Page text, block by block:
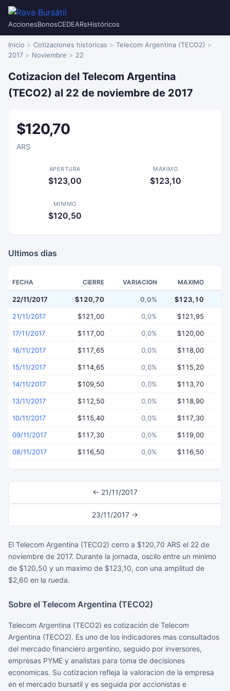
AccionesBonosCEDEARsHistóricos
Inicio Cotizaciones historicas
Telecom Argentina (TECO2)
2017
Noviembre 22
Cotizacion del Telecom Argentina
(TECO2) al 22 de noviembre de 2017
$120,70
ARS
APERTURA
$123,00
MAXIMO
$123,10
MINIMO
$120,50
Ultimos dias
FECHA CIERRE VARIACION MAXIMO
22/11/2017 $120,70 0,0% $123,10
21/11/2017 $121,00 0,0% $121,95
17/11/2017 $117,00 0,0% $120,00
16/11/2017 $117,65 0,0% $118,00
15/11/2017 $114,65 0,0% $115,20
14/11/2017 $109,50 0,0% $113,70
13/11/2017 $112,50 0,0% $118,90
10/11/2017 $115,40 0,0% $117,30
09/11/2017 $117,30 0,0% $119,00
08/11/2017 $116,50 0,0% $116,50
← 21/11/2017
23/11/2017 →
El Telecom Argentina (TECO2) cerro a $120,70 ARS el 22 de
noviembre de 2017. Durante la jornada, oscilo entre un minimo
de $120,50 y un maximo de $123,10, con una amplitud de
$2,60 en la rueda.
Sobre el Telecom Argentina (TECO2)
Telecom Argentina (TECO2) es cotización de Telecom
Argentina (TECO2). Es uno de los indicadores mas consultados
del mercado financiero argentino, seguido por inversores,
empresas PYME y analistas para toma de decisiones
economicas. Su cotizacion refleja la valoracion de la empresa
en el mercado bursatil y es seguida por accionistas e